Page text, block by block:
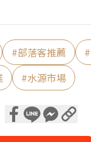
#部落客推薦 #
#水源市場